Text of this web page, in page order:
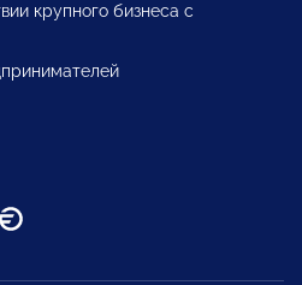
крупного бизнеса с